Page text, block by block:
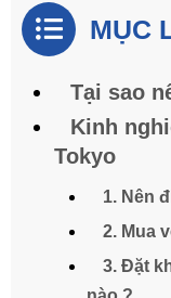
MỤC
Tại sao
Kinh
Tokyo
1. Nên
2. Mua
3. Đặt